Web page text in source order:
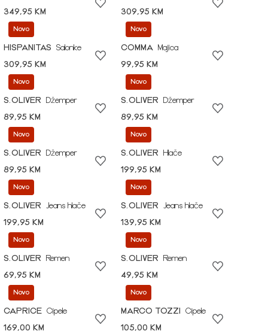
349,95 KM
309,95 KM
Novo
HISPANITAS
Salonke
309,95 KM
Novo
COMMA
Majica
99,95 KM
Novo
S.OLIVER
Džemper
89,95 KM
Novo
S.OLIVER
Džemper
89,95 KM
Novo
S.OLIVER
Džemper
89,95 KM
Novo
S.OLIVER
Hlače
199,95 KM
Novo
S.OLIVER
Jeans hlače
199,95 KM
Novo
S.OLIVER
Jeans hlače
139,95 KM
Novo
S.OLIVER
Remen
69,95 KM
Novo
S.OLIVER
Remen
49,95 KM
Novo
CAPRICE Cipele
169,00 KM
Novo
MARCO TOZZI
Cipele
105,00 KM